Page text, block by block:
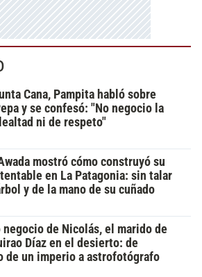
Cana, Pampita habló sobre
y se confesó: "No negocio la
ni de respeto"
mostró cómo construyó su
en La Patagonia: sin talar
y de la mano de su cuñado
negocio de Nicolás, el marido de
Díaz en el desierto: de
de un imperio a astrofotógrafo